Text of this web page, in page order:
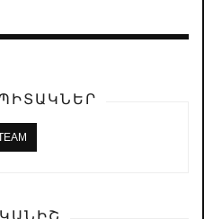
ՊԻՏԱԿՆԵՐ